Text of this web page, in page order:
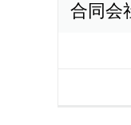
合同会